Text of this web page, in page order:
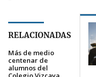
RELACIONADAS
Más de medio
centenar de
alumnos del